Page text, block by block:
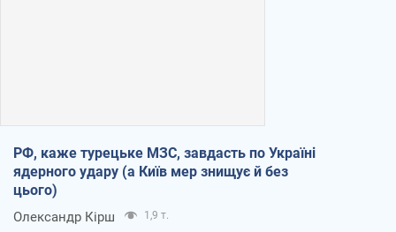
РФ, каже турецьке МЗС, завдасть по Україні
ядерного удару (а Київ мер знищує й без
цього)
Олександр Кірш 1,9 т.